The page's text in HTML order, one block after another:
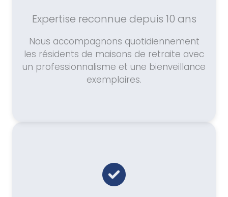
Expertise reconnue depuis 10 ans
Nous accompagnons quotidiennement
les résidents de maisons de retraite avec
un professionnalisme et une bienveillance
exemplaires.